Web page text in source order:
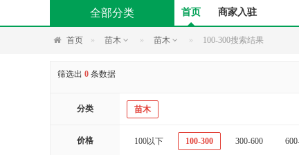
首页 商家入驻
全部分类
首页 苗木 苗木 100-300搜索结果
筛选出 0 条数据
分类 苗木
价格 100以下 100-300 300-600